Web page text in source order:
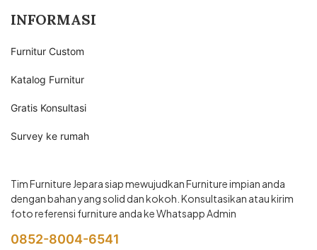
INFORMASI
Furnitur Custom
Katalog Furnitur
Gratis Konsultasi
Survey ke rumah
Tim Furniture Jepara siap mewujudkan Furniture impian anda
dengan bahan yang solid dan kokoh. Konsultasikan atau kirim
foto referensi furniture anda ke Whatsapp Admin
0852-8004-6541